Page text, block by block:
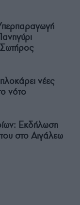
νέες
νότο
Εκδήλωση
στο Αιγάλεω